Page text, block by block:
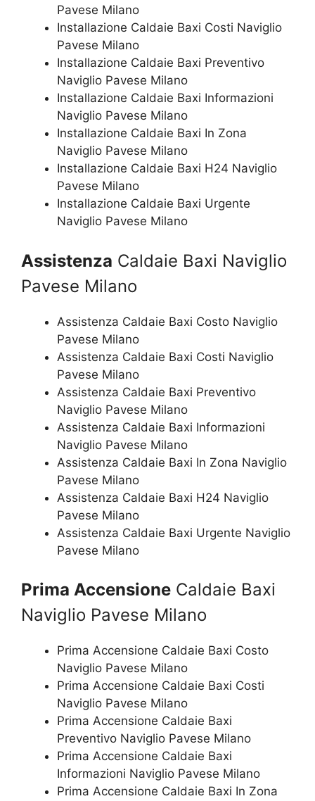
Pavese Milano
Installazione Caldaie Baxi Costi Naviglio
Pavese Milano
Installazione Caldaie Baxi Preventivo
Naviglio Pavese Milano
Installazione Caldaie Baxi Informazioni
Naviglio Pavese Milano
Installazione Caldaie Baxi In Zona
Naviglio Pavese Milano
Installazione Caldaie Baxi H24 Naviglio
Pavese Milano
Installazione Caldaie Baxi Urgente
Naviglio Pavese Milano
Assistenza Caldaie Baxi Naviglio
Pavese Milano
Assistenza Caldaie Baxi Costo Naviglio
Pavese Milano
Assistenza Caldaie Baxi Costi Naviglio
Pavese Milano
Assistenza Caldaie Baxi Preventivo
Naviglio Pavese Milano
Assistenza Caldaie Baxi Informazioni
Naviglio Pavese Milano
Assistenza Caldaie Baxi In Zona Naviglio
Pavese Milano
Assistenza Caldaie Baxi H24 Naviglio
Pavese Milano
Assistenza Caldaie Baxi Urgente Naviglio
Pavese Milano
Prima Accensione Caldaie Baxi
Naviglio Pavese Milano
Prima Accensione Caldaie Baxi Costo
Naviglio Pavese Milano
Prima Accensione Caldaie Baxi Costi
Naviglio Pavese Milano
Prima Accensione Caldaie Baxi
Preventivo Naviglio Pavese Milano
Prima Accensione Caldaie Baxi
Informazioni Naviglio Pavese Milano
Prima Accensione Caldaie Baxi In Zona